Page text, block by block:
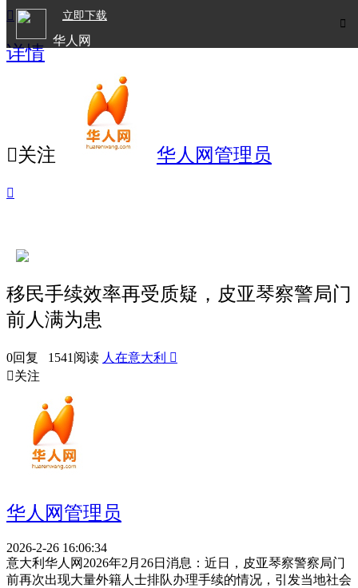

立即下载
华人网

详情
关注 华人网管理员

移民手续效率再受质疑，皮亚琴察警局门
前人满为患
0回复 1541阅读 人在意大利 
关注
华人网管理员
2026-2-26 16:06:34
意大利华人网2026年2月26日消息：近日，皮亚琴察警察局门
前再次出现大量外籍人士排队办理手续的情况，引发当地社会